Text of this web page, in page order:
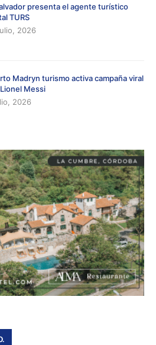
presenta el agente turístico
TURS
2026
Madryn turismo activa campaña viral
Messi
2026